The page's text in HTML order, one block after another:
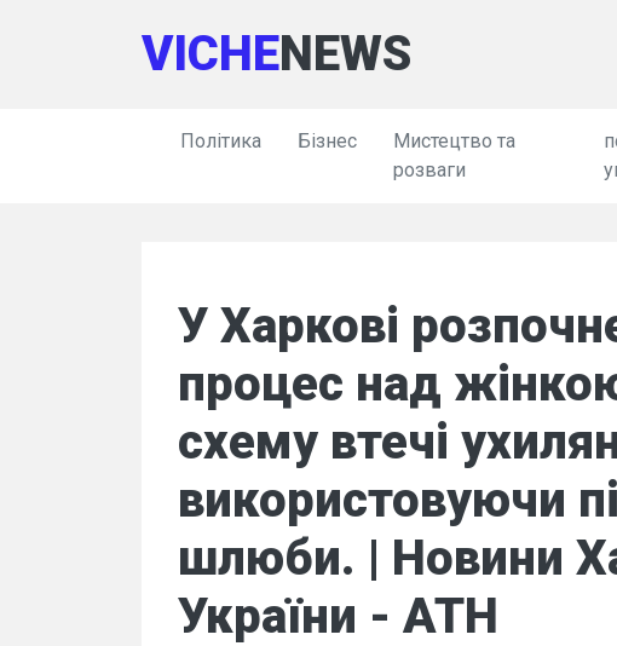
VICHENEWS
Політика Бізнес
Мистецтво та
розваги
У Харкові
процес над
схему втечі
використовуючи
шлюби. | Новини
України - АТН